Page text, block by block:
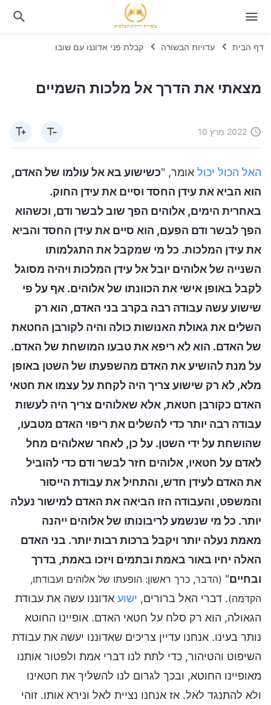
דף הבית עדויות הבשורה קבלת פני אדוננו עם שובו
מצאתי את הדרך אל מלכות השמיים
2022 מרץ 10
האל הכול יכול אומר, "כשישוע בא אל עולמו של האדם,
הוא הביא את עידן החסד וסיים את עידן החוק.
באחרית הימים, אלוהים הפך שוב לבשר ודם, וכשהוא
הפך לבשר ודם הפעם, הוא סיים את עידן החסד והביא
את עידן המלכות. כל מי שמקבל את התגלמותו
השנייה של אלוהים יובל אל עידן המלכות ויהיה מסוגל
לקבל באופן אישי את הכוונתו של אלוהים. אף על פי
שישוע עשה עבודה רבה בקרב בני האדם, הוא רק
השלים את גאולת האנושות כולה והיה לקורבן החטאת
של האדם. הוא לא ריפא את טבעו המושחת של האדם.
על מנת להושיע את האדם מהשפעתו של השטן באופן
מלא, לא רק שישוע צריך היה לקחת על עצמו את חטאי
האדם כקורבן חטאת, אלא שאלוהים צריך היה לעשות
עבודה רבה יותר כדי להשלים את ריפוי האדם מטבעו,
שהושחת על ידי השטן. על כן, לאחר שאלוהים מחל
לאדם על חטאיו, אלוהים חזר לבשר ודם כדי להוביל
את האדם לעידן חדש, והתחיל את עבודת הייסור
והמשפט, והעבודה הזו הביאה את האדם למישור נעלה
יותר. כל מי שנשמע לריבונותו של אלוהים ייהנה
מאמת נעלה יותר ויקבל ברכות רבות יותר. בני האדם
האלה יחיו באור באמת ובתמים ויזכו באמת, בדרך
ובחיים" (הדבר, כרך ראשון: הופעתו של אלוהים ועבודתו,
הקדמה). דברי האל ברורים, ישוע אדוננו עשה את עבודת
הגאולה, הוא רק סלח על חטאי האדם. אופיינו החוטא
נותר בעינו. אנחנו עדיין צריכים שאדוננו יעשה את עבודת
השיפוט והטיהור, כדי לתת לנו דברי אמת ולפטור אותנו
מאופיינו החוטא, ובכך לגרום לנו להשליך את חטאינו
ולא להתנגד לאל. אז אנחנו נציית לאל ונירא אותו. זוהי